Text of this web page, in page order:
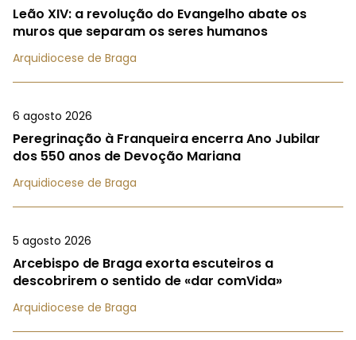
Leão XIV: a revolução do Evangelho abate os
muros que separam os seres humanos
Arquidiocese de Braga
6 agosto 2026
Peregrinação à Franqueira encerra Ano Jubilar
dos 550 anos de Devoção Mariana
Arquidiocese de Braga
5 agosto 2026
Arcebispo de Braga exorta escuteiros a
descobrirem o sentido de «dar comVida»
Arquidiocese de Braga